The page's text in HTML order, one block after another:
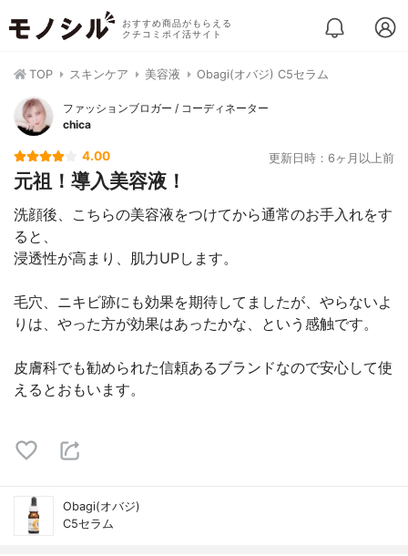
おすすめ商品がもらえる
クチコミポイ活サイト
TOP スキンケア 美容液 Obagi(オバジ) C5セラム
ファッションブロガー / コーディネーター
chica
4.00 更新日時：6ヶ月以上前
元祖！導入美容液！
洗顔後、こちらの美容液をつけてから通常のお手入れをす
ると、
浸透性が高まり、肌力UPします。
毛穴、ニキビ跡にも効果を期待してましたが、やらないよ
りは、やった方が効果はあったかな、という感触です。
皮膚科でも勧められた信頼あるブランドなので安心して使
えるとおもいます。
Obagi(オバジ)
C5セラム